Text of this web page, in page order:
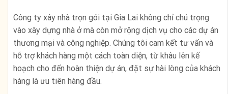
Công ty xây nhà trọn gói tại Gia Lai không chỉ chú trọng
vào xây dựng nhà ở mà còn mở rộng dịch vụ cho các dự án
thương mại và công nghiệp. Chúng tôi cam kết tư vấn và
hỗ trợ khách hàng một cách toàn diện, từ khâu lên kế
hoạch cho đến hoàn thiện dự án, đặt sự hài lòng của khách
hàng là ưu tiên hàng đầu.